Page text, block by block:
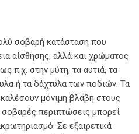
σοβαρή κατάσταση που
αίσθησης, αλλά και χρώματος
π.χ. στην μύτη, τα αυτιά, τα
ή τα δάχτυλα των ποδιών. Τα
μόνιμη βλάβη στους
περιπτώσεις μπορεί
Σε εξαιρετικά